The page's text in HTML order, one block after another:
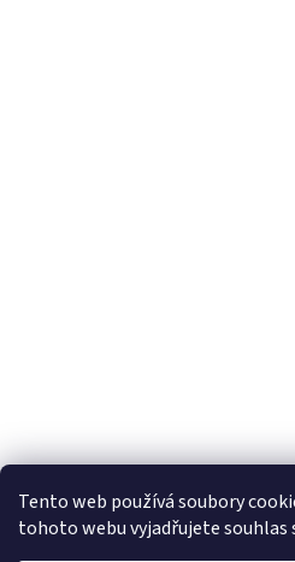
Tento web používá soubory
tohoto webu vyjadřujete souhlas